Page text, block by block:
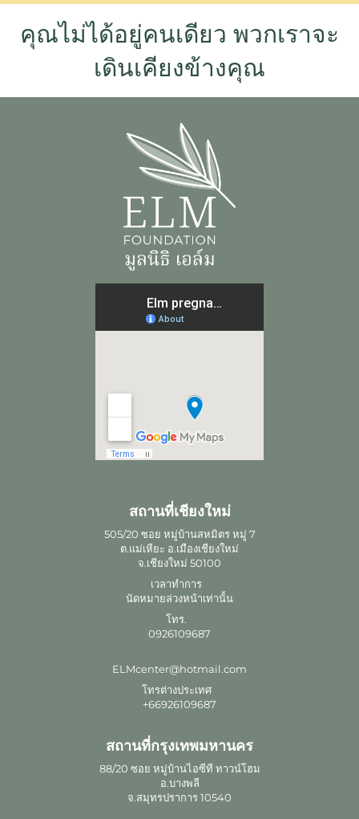
คุณไม่ได้อยู่คนเดียว พวกเราจะ
เดินเคียงข้างคุณ
สถานที่เชียงใหม่
505/20 ซอย หมู่บ้านสหมิตร หมู่ 7
ต.แม่เหียะ อ.เมืองเชียงใหม่
จ.เชียงใหม่ 50100
เวลาทำการ
นัดหมายล่วงหน้าเท่านั้น
โทร.
0926109687
ELMcenter@hotmail.com
โทรต่างประเทศ
+66926109687
สถานที่กรุงเทพมหานคร
88/20 ซอย หมู่บ้านไอซีที ทาวน์โฮม
อ.บางพลี
จ.สมุทรปราการ 10540